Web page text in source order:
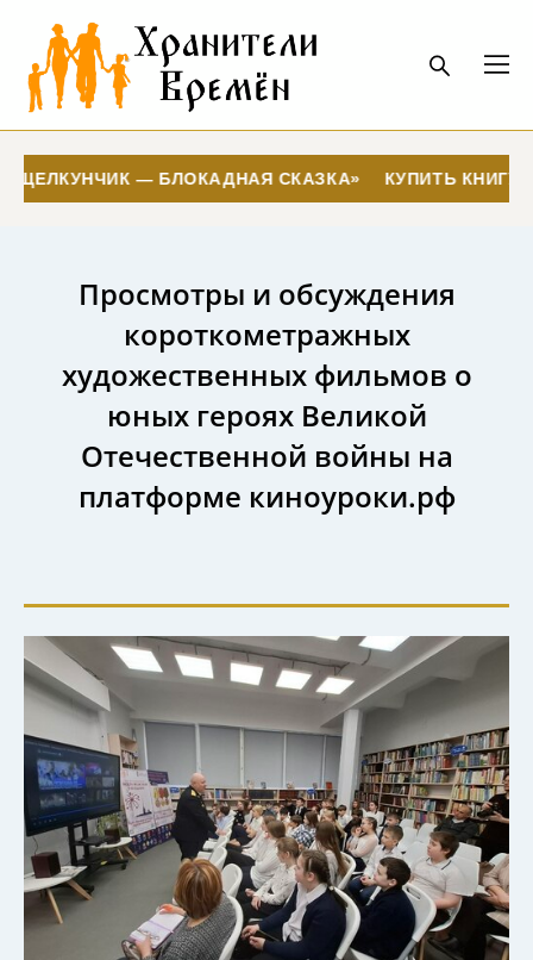
ЩЕЛКУНЧИК — БЛОКАДНАЯ СКАЗКА» КУПИТЬ КНИГУ
Просмотры и обсуждения
короткометражных
художественных фильмов о
юных героях Великой
Отечественной войны на
платформе киноуроки.рф